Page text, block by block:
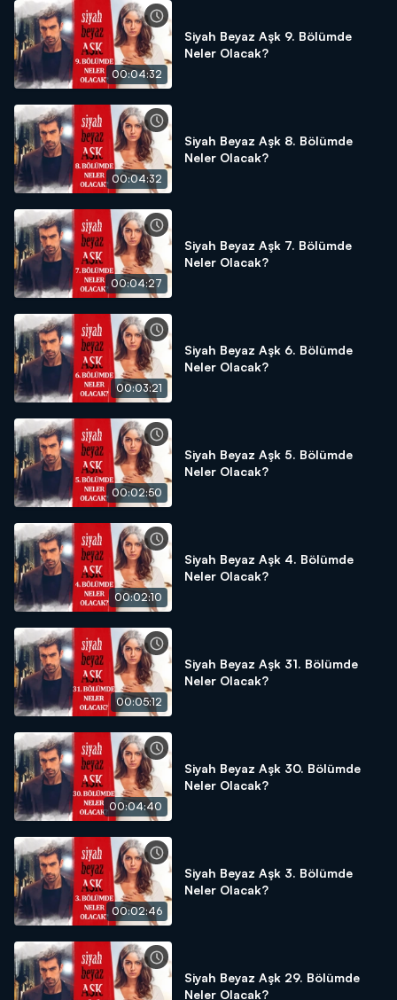
00:04:32
Siyah Beyaz Aşk 9. Bölümde
Neler Olacak?
00:04:32
Siyah Beyaz Aşk 8. Bölümde
Neler Olacak?
00:04:27
Siyah Beyaz Aşk 7. Bölümde
Neler Olacak?
00:03:21
Siyah Beyaz Aşk 6. Bölümde
Neler Olacak?
00:02:50
Siyah Beyaz Aşk 5. Bölümde
Neler Olacak?
00:02:10
Siyah Beyaz Aşk 4. Bölümde
Neler Olacak?
00:05:12
Siyah Beyaz Aşk 31. Bölümde
Neler Olacak?
00:04:40
Siyah Beyaz Aşk 30. Bölümde
Neler Olacak?
00:02:46
Siyah Beyaz Aşk 3. Bölümde
Neler Olacak?
Siyah Beyaz Aşk 29. Bölümde
Neler Olacak?